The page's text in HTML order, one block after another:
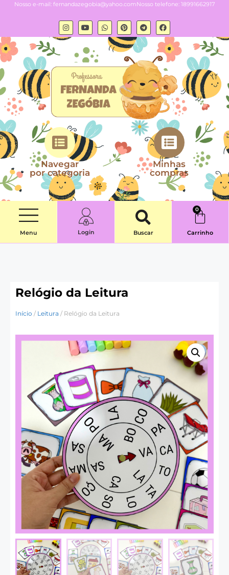
Nosso e-mail: fernandazegobia@yahoo.comNosso telefone: 18991662917
Navegar
por categoria
Minhas
compras
Menu Login Buscar
0
Carrinho
Relógio da Leitura
Início / Leitura / Relógio da Leitura